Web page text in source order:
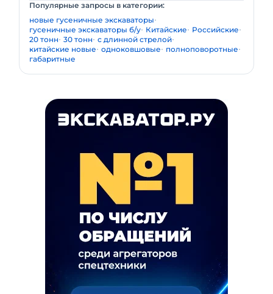
Популярные запросы в категории:
новые гусеничные экскаваторы
гусеничные экскаваторы б/у Китайские
Российские
20 тонн 30 тонн с длинной стрелой
китайские новые одноковшовые
полноповоротные
габаритные